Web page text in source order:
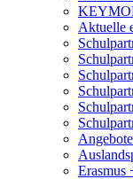
Aktuelle
Erasmus